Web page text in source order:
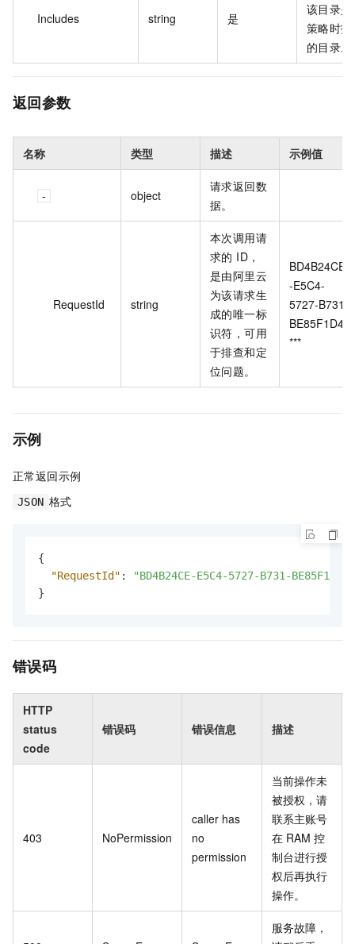
Includes string 是
该目录
策略时
的目录。
返回参数
名称 类型 描述 示例值
object
请求返回数
据。
RequestId string
本次调用请
求的 ID，
是由阿里云
为该请求生
成的唯一标
识符，可用
于排查和定
位问题。
BD4B24CE
-E5C4-
5727-B731-
BE85F1D4*
***
示例
正常返回示例
JSON 格式
{
"RequestId" :
"BD4B24CE-E5C4-5727-B731-
}
错误码
HTTP
status
code
错误码 错误信息 描述
403 NoPermission
caller has
no
permission
当前操作未
被授权，请
联系主账号
在 RAM 控
制台进行授
权后再执行
操作。
服务故障，